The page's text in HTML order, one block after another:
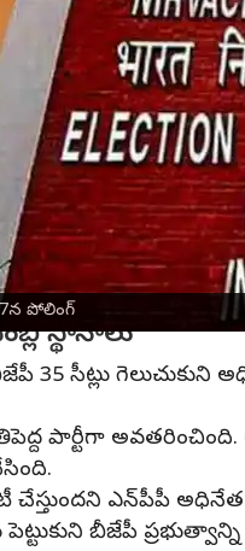
పోలింగ్
షెడ్యూల్‌ను
మూడు
జనవరి 31న
ఫిబ్రవరి
లో ఫిబ్రవరి 8న
స్థానాలు
బీజేపీ 35 సీట్లు
పార్టీగా
ఎన్‌పీపీ అధినేత
బీజేపీ